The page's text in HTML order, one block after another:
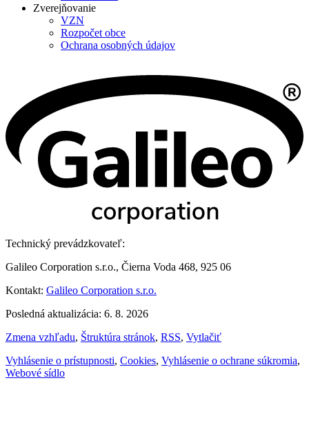
Zverejňovanie
VZN
Rozpočet obce
Ochrana osobných údajov
Technický prevádzkovateľ:
Galileo Corporation s.r.o., Čierna Voda 468, 925 06
Kontakt: Galileo Corporation s.r.o.
Posledná aktualizácia: 6. 8. 2026
Zmena vzhľadu, Štruktúra stránok, RSS, Vytlačiť
Vyhlásenie o prístupnosti, Cookies, Vyhlásenie o ochrane súkromia,
Webové sídlo